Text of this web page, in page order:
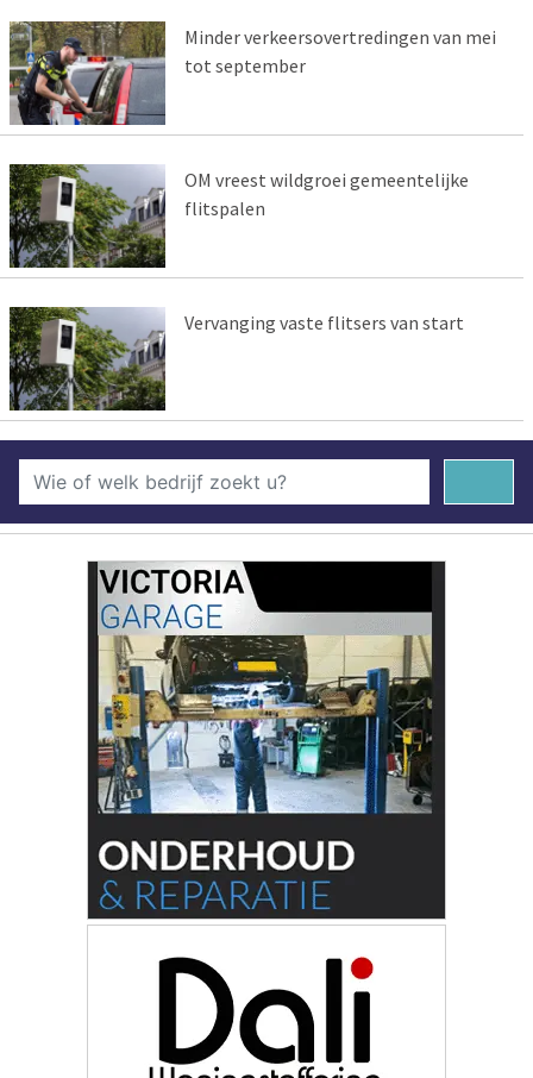
Minder verkeersovertredingen van mei
tot september
OM vreest wildgroei gemeentelijke
flitspalen
Vervanging vaste flitsers van start